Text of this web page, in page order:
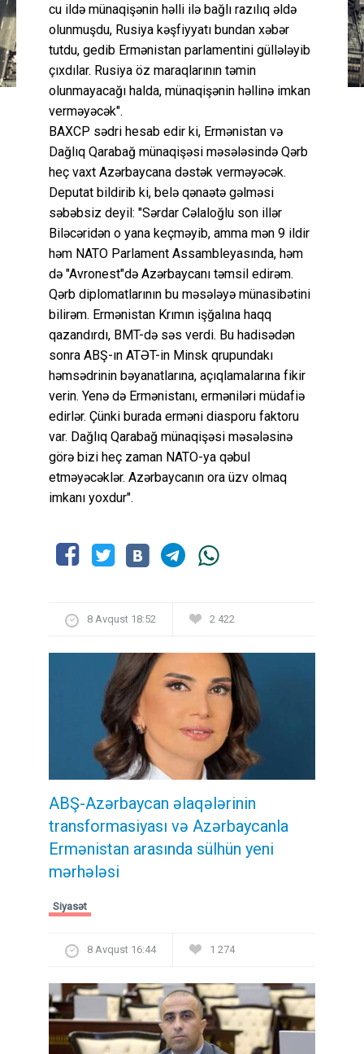
cu ildə münaqişənin həlli ilə bağlı razılıq əldə
olunmuşdu, Rusiya kəşfiyyatı bundan xəbər
tutdu, gedib Ermənistan parlamentini güllələyib
çıxdılar. Rusiya öz maraqlarının təmin
olunmayacağı halda, münaqişənin həllinə imkan
verməyəcək".
BAXCP sədri hesab edir ki, Ermənistan və
Dağlıq Qarabağ münaqişəsi məsələsində Qərb
heç vaxt Azərbaycana dəstək verməyəcək.
Deputat bildirib ki, belə qənaətə gəlməsi
səbəbsiz deyil: "Sərdar Cəlaloğlu son illər
Biləcəridən o yana keçməyib, amma mən 9 ildir
həm NATO Parlament Assambleyasında, həm
də "Avronest"də Azərbaycanı təmsil edirəm.
Qərb diplomatlarının bu məsələyə münasibətini
bilirəm. Ermənistan Krımın işğalına haqq
qazandırdı, BMT-də səs verdi. Bu hadisədən
sonra ABŞ-ın ATƏT-in Minsk qrupundakı
həmsədrinin bəyanatlarına, açıqlamalarına fikir
verin. Yenə də Ermənistanı, erməniləri müdafiə
edirlər. Çünki burada erməni diasporu faktoru
var. Dağlıq Qarabağ münaqişəsi məsələsinə
görə bizi heç zaman NATO-ya qəbul
etməyəcəklər. Azərbaycanın ora üzv olmaq
imkanı yoxdur".
8 Avqust 18:52 2 422
ABŞ-Azərbaycan əlaqələrinin
transformasiyası və Azərbaycanla
Ermənistan arasında sülhün yeni
mərhələsi
Siyasət
8 Avqust 16:44 1 274